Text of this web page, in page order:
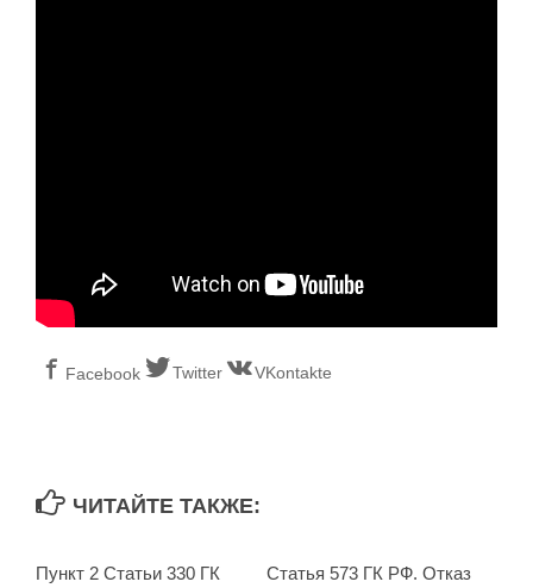
Facebook Twitter VKontakte
ЧИТАЙТЕ ТАКЖЕ:
Пункт 2 Статьи 330 ГК
Статья 573 ГК РФ. Отказ